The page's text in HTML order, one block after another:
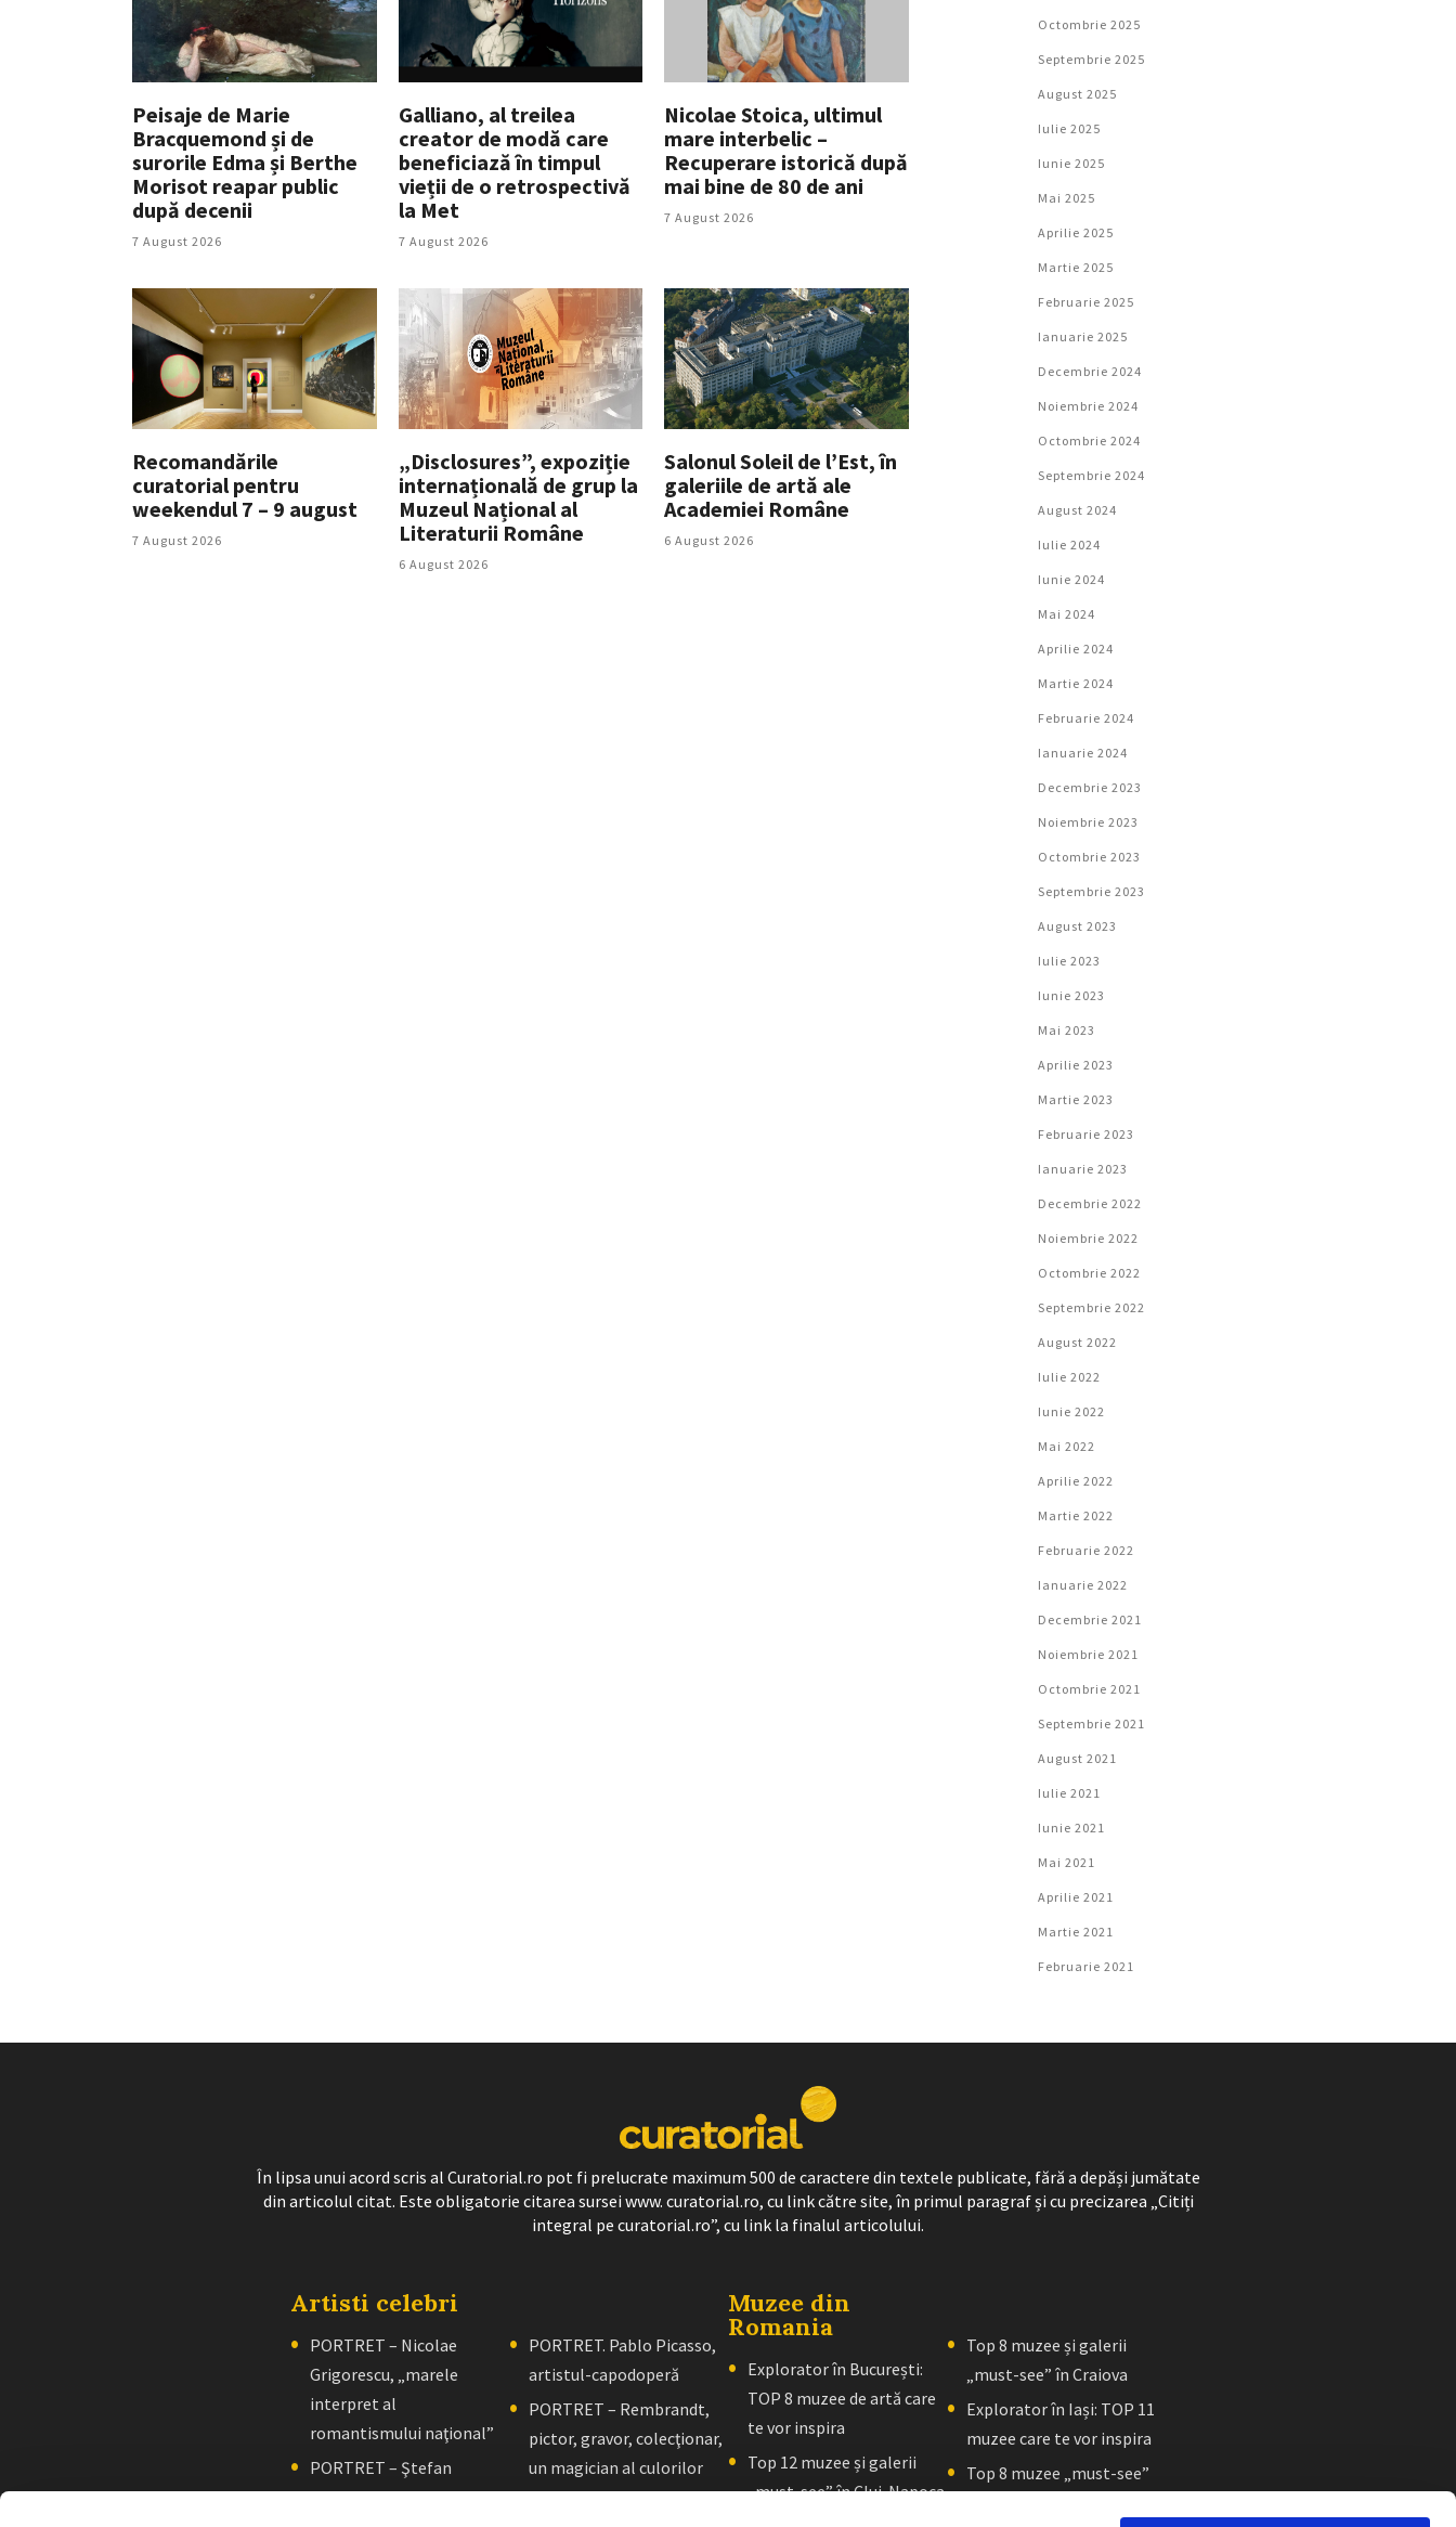
Peisaje de Marie
Bracquemond și de
surorile Edma și Berthe
Morisot reapar public
după decenii
7 August 2026
Galliano, al treilea
creator de modă care
beneficiază în timpul
vieții de o retrospectivă
la Met
7 August 2026
Nicolae Stoica, ultimul
mare interbelic –
Recuperare istorică după
mai bine de 80 de ani
7 August 2026
Recomandările
curatorial pentru
weekendul 7 – 9 august
7 August 2026
„Disclosures”, expoziție
internațională de grup la
Muzeul Național al
Literaturii Române
6 August 2026
Salonul Soleil de l’Est, în
galeriile de artă ale
Academiei Române
6 August 2026
Octombrie 2025
Septembrie 2025
August 2025
Iulie 2025
Iunie 2025
Mai 2025
Aprilie 2025
Martie 2025
Februarie 2025
Ianuarie 2025
Decembrie 2024
Noiembrie 2024
Octombrie 2024
Septembrie 2024
August 2024
Iulie 2024
Iunie 2024
Mai 2024
Aprilie 2024
Martie 2024
Februarie 2024
Ianuarie 2024
Decembrie 2023
Noiembrie 2023
Octombrie 2023
Septembrie 2023
August 2023
Iulie 2023
Iunie 2023
Mai 2023
Aprilie 2023
Martie 2023
Februarie 2023
Ianuarie 2023
Decembrie 2022
Noiembrie 2022
Octombrie 2022
Septembrie 2022
August 2022
Iulie 2022
Iunie 2022
Mai 2022
Aprilie 2022
Martie 2022
Februarie 2022
Ianuarie 2022
Decembrie 2021
Noiembrie 2021
Octombrie 2021
Septembrie 2021
August 2021
Iulie 2021
Iunie 2021
Mai 2021
Aprilie 2021
Martie 2021
Februarie 2021
În lipsa unui acord scris al Curatorial.ro pot fi prelucrate maximum 500 de caractere din textele publicate, fără a depăși jumătate
din articolul citat. Este obligatorie citarea sursei www. curatorial.ro, cu link către site, în primul paragraf și cu precizarea „Citiți
integral pe curatorial.ro”, cu link la finalul articolului.
Artisti celebri
PORTRET – Nicolae
Grigorescu, „marele
interpret al
romantismului naţional”
PORTRET – Ştefan
Luchian, „un zugrav”
PORTRET. Pablo Picasso,
artistul-capodoperă
PORTRET – Rembrandt,
pictor, gravor, colecţionar,
un magician al culorilor
Muzee din
Romania
Explorator în București:
TOP 8 muzee de artă care
te vor inspira
Top 12 muzee și galerii
„must-see” în Cluj-Napoca
Top 8 muzee și galerii
„must-see” în Craiova
Explorator în Iași: TOP 11
muzee care te vor inspira
Top 8 muzee „must-see”